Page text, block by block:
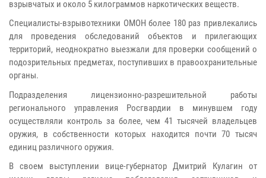
взрывчатых и около 5 килограммов наркотических веществ.
Специалисты-взрывотехники ОМОН более 180 раз привлекались
для проведения обследований объектов и прилегающих
территорий, неоднократно выезжали для проверки сообщений о
подозрительных предметах, поступивших в правоохранительные
органы.
Подразделения лицензионно-разрешительной работы
регионального управления Росгвардии в минувшем году
осуществляли контроль за более, чем 41 тысячей владельцев
оружия, в собственности которых находится почти 70 тысяч
единиц различного оружия.
В своем выступлении вице-губернатор Дмитрий Кулагин от